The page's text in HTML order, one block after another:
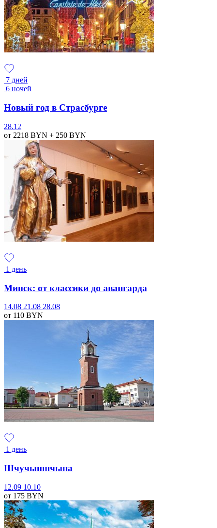
7 дней
6 ночей
Новый год в Страсбурге
28.12
от 2218 BYN + 250 BYN
1 день
Минск: от классики до авангарда
14.08 21.08 28.08
от 110 BYN
1 день
Шчучыншчына
12.09 10.10
от 175 BYN